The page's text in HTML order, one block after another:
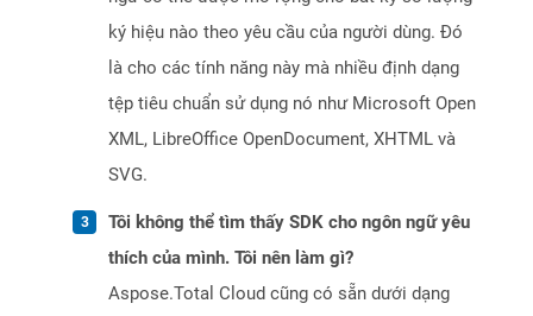
ký hiệu nào theo yêu cầu của người dùng. Đó
là cho các tính năng này mà nhiều định dạng
tệp tiêu chuẩn sử dụng nó như Microsoft Open
XML, LibreOffice OpenDocument, XHTML và
SVG.
Tôi không thể tìm thấy SDK cho ngôn ngữ yêu
thích của mình. Tôi nên làm gì?
Aspose.Total Cloud cũng có sẵn dưới dạng